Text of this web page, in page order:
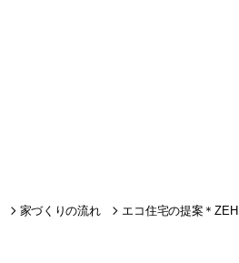
家づくりの流れ エコ住宅の提案＊ZEH